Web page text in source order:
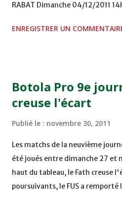
RABAT Dimanche 04/12/2011
TERRAIN EL ABDI - EL JADIDA
Mardi 06/12/2011 15H00 WAF -
DE FES - FES WAC - MAS
ENREGISTRER UN
Botola Pro 9e
creuse l'écart
Publié le : novembre 30, 2011
Les matchs de la neuvième
été joués entre dimanche 27 et
haut du tableau, le Fath creuse
poursuivants, le FUS a